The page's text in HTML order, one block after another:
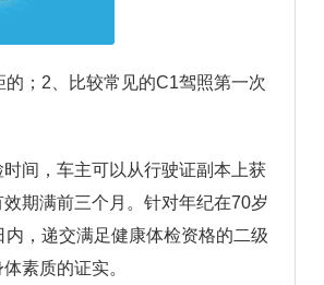
；2、比较常见的C1驾照第一次
间，车主可以从行驶证副本上获
期满前三个月。针对年纪在70岁
，递交满足健康体检资格的二级
素质的证实。